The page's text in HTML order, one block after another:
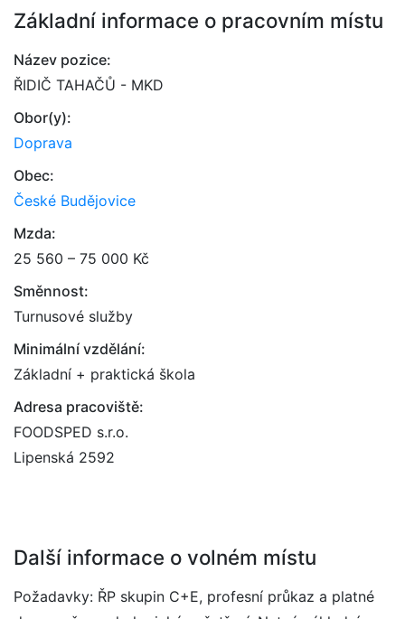
Základní informace o pracovním místu
Název pozice:
ŘIDIČ TAHAČŮ - MKD
Obor(y):
Doprava
Obec:
České Budějovice
Mzda:
25 560 – 75 000 Kč
Směnnost:
Turnusové služby
Minimální vzdělání:
Základní + praktická škola
Adresa pracoviště:
FOODSPED s.r.o.
Lipenská 2592
Další informace o volném místu
Požadavky: ŘP skupin C+E, profesní průkaz a platné